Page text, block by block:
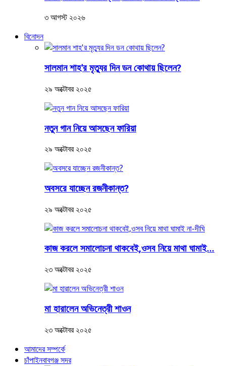
৩ আগস্ট ২০২৬
বিনোদন
সালমান শাহ'র মৃত্যুর দিন ডন কোথায় ছিলেন?
২৯ অক্টোবর ২০২৫
নতুন গান নিয়ে আসছেন ফারিয়া
২৯ অক্টোবর ২০২৫
অবসরে যাচ্ছেন রজনীকান্ত?
২৯ অক্টোবর ২০২৫
কাজ করলে সমালোচনা থাকবেই,ওসব নিয়ে মাথা ঘামাই...
২৩ অক্টোবর ২০২৫
মা হারালেন অভিনেত্রী শাওন
২৩ অক্টোবর ২০২৫
আমাদের সম্পর্কে
চাঁপাইনবাবগঞ্জ সদর